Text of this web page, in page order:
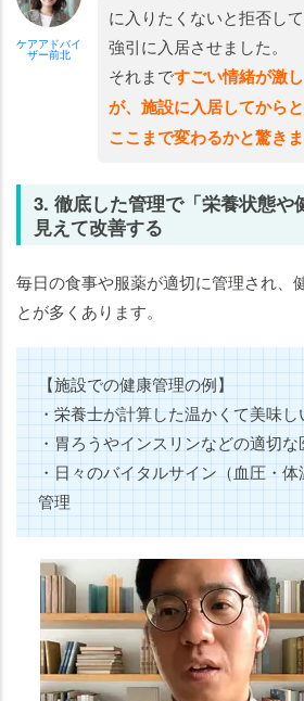
ケアアドバイ
ザー前北
に入りたくないと拒否し
強引に入居させました。
それまですごい情緒が激
が、施設に入居してから
ここまで変わるかと驚き
3. 徹底した管理で「栄養状態や
見えて改善する
毎日の食事や服薬が適切に管理され、
とが多くあります。
【施設での健康管理の例】
・栄養士が計算した温かくて美味
・胃ろうやインスリンなどの適切
・日々のバイタルサイン（血圧・
管理